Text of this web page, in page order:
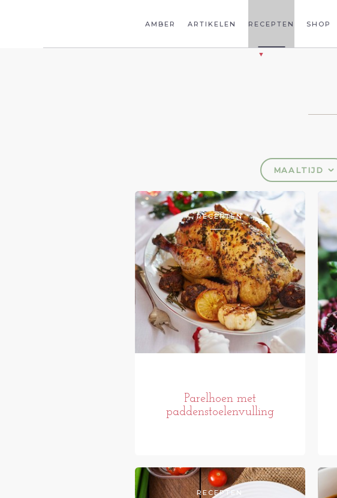
AMBER ARTIKELEN RECEPTEN SHOP
MAALTIJD
RECEPTEN
Parelhoen met
paddenstoelenvulling
RECEPTEN